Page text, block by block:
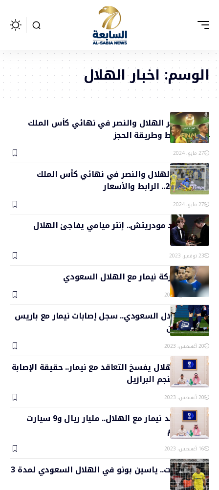
الوسم: اخبار الهلال
أسعار تذاكر الهلال والنصر في نهائي كأس الملك
2024.. الرابط وطريقة الحجز
27 مايو، 2024
حجز تذاكر الهلال والنصر في نهائي كأس الملك
سلمان 2024.. الرابط والأسعار
27 مايو، 2024
ميسي يريد مودريتش.. إنتر ميامي يفاجئ الهلال
السعودي
23 نوفمبر، 2023
موعد مشاركة نيمار مع الهلال السعودي
20 أغسطس، 2023
صدمة الهلال السعودي.. سجل إصابات نيمار مع باريس
سان جيرمان
20 أغسطس، 2023
مفاجأة.. الهلال يفسخ التعاقد مع نيمار.. حقيقة الإصابة
“المزمنة” لنجم البرازيل
20 أغسطس، 2023
تفاصيل عقد نيمار مع الهلال.. مليار ريال و9 سيارت
ومنزل ضخم
16 أغسطس، 2023
الصفقة تمت.. ياسين بونو في الهلال السعودي لمدة 3
سنوات